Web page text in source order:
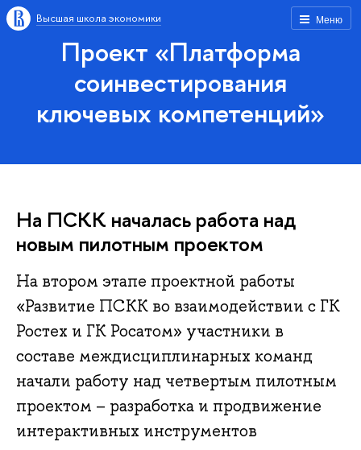
Меню
Высшая школа экономики
Проект «Платформа
соинвестирования
ключевых компетенций»
На ПСКК началась работа над
новым пилотным проектом
На втором этапе проектной работы
«Развитие ПСКК во взаимодействии с ГК
Ростех и ГК Росатом» участники в
составе междисциплинарных команд
начали работу над четвертым пилотным
проектом – разработка и продвижение
интерактивных инструментов